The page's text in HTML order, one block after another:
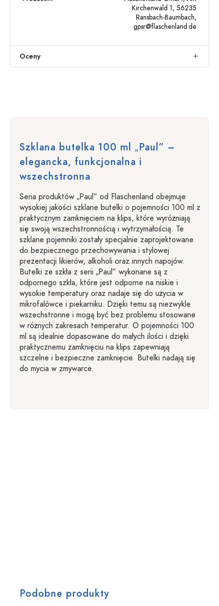
Kirchenwald 1, 56235
Ransbach-Baumbach,
gpsr@flaschenland.de
Oceny
Szklana butelka 100 ml „Paul” –
elegancka, funkcjonalna i
wszechstronna
Seria produktów „Paul” od Flaschenland obejmuje
wysokiej jakości szklane butelki o pojemności 100 ml z
praktycznym zamknięciem na klips, które wyróżniają
się swoją wszechstronnością i wytrzymałością. Te
szklane pojemniki zostały specjalnie zaprojektowane
do bezpiecznego przechowywania i stylowej
prezentacji likierów, alkoholi oraz innych napojów.
Butelki ze szkła z serii „Paul” wykonane są z
odpornego szkła, które jest odporne na niskie i
wysokie temperatury oraz nadaje się do użycia w
mikrofalówce i piekarniku. Dzięki temu są niezwykle
wszechstronne i mogą być bez problemu stosowane
w różnych zakresach temperatur. O pojemności 100
ml są idealnie dopasowane do małych ilości i dzięki
praktycznemu zamknięciu na klips zapewniają
szczelne i bezpieczne zamknięcie. Butelki nadają się
do mycia w zmywarce.
Podobne produkty